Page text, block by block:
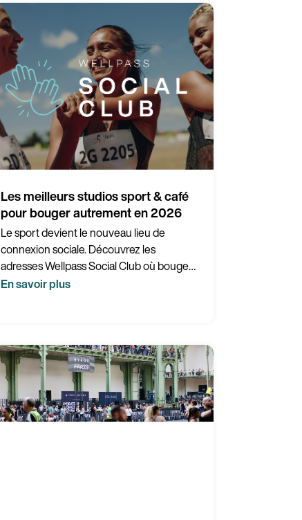
Les meilleurs studios sport & café
pour bouger autrement en 2026
Le sport devient le nouveau lieu de
connexion sociale. Découvrez les
adresses Wellpass Social Club où bouger
rime avec rencontres et bonne humeur.
En savoir plus